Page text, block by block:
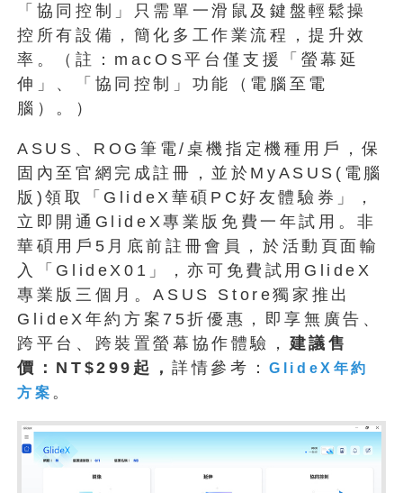
「協同控制」只需單一滑鼠及鍵盤輕鬆操
控所有設備，簡化多工作業流程，提升效
率。（註：macOS平台僅支援「螢幕延
伸」、「協同控制」功能（電腦至電
腦）。）
ASUS、ROG筆電/桌機指定機種用戶，保
固內至官網完成註冊，並於MyASUS(電腦
版)領取「GlideX華碩PC好友體驗券」，
立即開通GlideX專業版免費一年試用。非
華碩用戶5月底前註冊會員，於活動頁面輸
入「GlideX01」，亦可免費試用GlideX
專業版三個月。ASUS Store獨家推出
GlideX年約方案75折優惠，即享無廣告、
跨平台、跨裝置螢幕協作體驗， 建議售
價：NT$299起，詳情參考：GlideX 年約
方案 。